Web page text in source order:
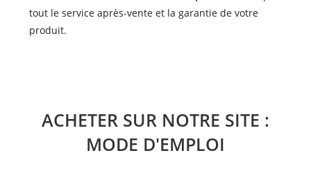
tout le service après-vente et la garantie de votre
produit.
ACHETER SUR NOTRE SITE :
MODE D'EMPLOI